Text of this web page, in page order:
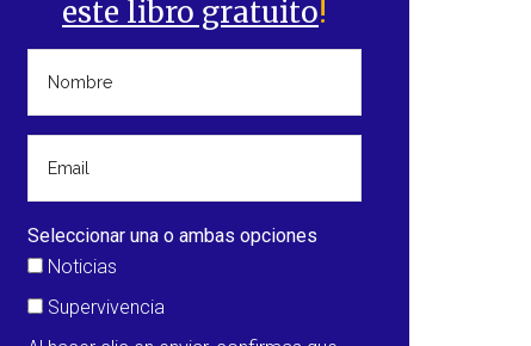
este libro gratuito!
Seleccionar una o ambas opciones
Noticias
Supervivencia